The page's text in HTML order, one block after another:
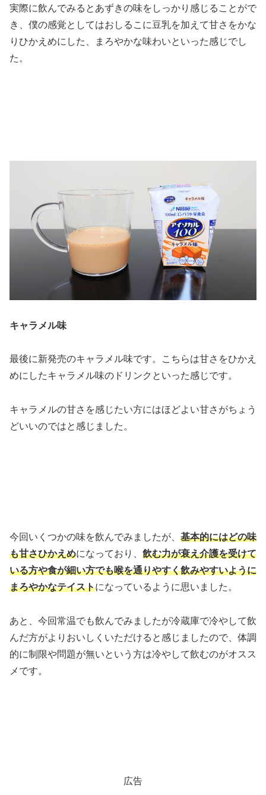
実際に飲んでみるとあずきの味をしっかり感じることがで
き、僕の感覚としてはおしるこに豆乳を加えて甘さをかな
りひかえめにした、まろやかな味わいといった感じでし
た。
キャラメル味
最後に新発売のキャラメル味です。こちらは甘さをひかえ
めにしたキャラメル味のドリンクといった感じです。
キャラメルの甘さを感じたい方にはほどよい甘さがちょう
どいいのではと感じました。
今回いくつかの味を飲んでみましたが、 基本的にはどの味
も甘さひかえめになっており、 飲む力が衰え介護を受けて
いる方や食が細い方でも喉を通りやすく飲みやすいように
まろやかなテイストになっているように思いました。
あと、今回常温でも飲んでみましたが冷蔵庫で冷やして飲
んだ方がよりおいしくいただけると感じましたので、体調
的に制限や問題が無いという方は冷やして飲むのがオスス
メです。
広告